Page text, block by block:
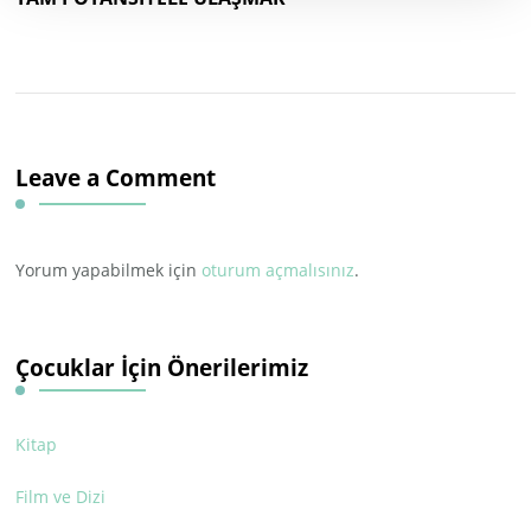
Leave a Comment
Yorum yapabilmek için oturum açmalısınız.
Çocuklar İçin Önerilerimiz
Kitap
Film ve Dizi